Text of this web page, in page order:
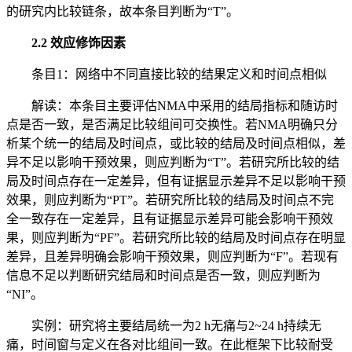
的研究内比较链条，故本条目判断为“T”。
2.2 效应修饰因素
条目1：网络中不同直接比较的结果定义和时间点相似
解读：本条目主要评估NMA中采用的结局指标和随访时
点是否一致，是否满足比较组间可交换性。若NMA明确只分
析某个统一的结局及时间点，或比较的结局及时间点相似，差
异不足以影响干预效果，则应判断为“T”。若研究所比较的结
局及时间点存在一定差异，但有证据显示差异不足以影响干预
效果，则应判断为“PT”。若研究所比较的结局及时间点不完
全一致存在一定差异，且有证据显示差异可能会影响干预效
果，则应判断为“PF”。若研究所比较的结局及时间点存在明显
差异，且差异明确会影响干预效果，则应判断为“F”。若现有
信息不足以判断研究结局和时间点是否一致，则应判断为
“NI”。
实例：研究将主要结局统一为2 h无痛与2~24 h持续无
痛，时间窗与定义在各对比组间一致。在此框架下比较耐受